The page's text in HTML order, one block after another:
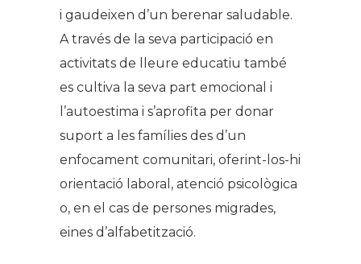
i gaudeixen d’un berenar saludable.
A través de la seva participació en
activitats de lleure educatiu també
es cultiva la seva part emocional i
l’autoestima i s’aprofita per donar
suport a les famílies des d’un
enfocament comunitari, oferint-los-hi
orientació laboral, atenció psicològica
o, en el cas de persones migrades,
eines d’alfabetització.